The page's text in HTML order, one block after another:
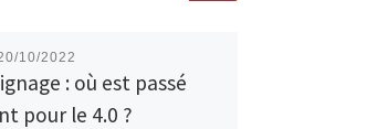
10/2022
: où est passé
pour le 4.0 ?